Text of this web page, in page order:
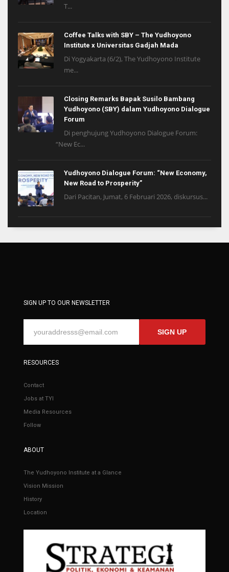
T...
Coffee Talks with SBY – The Yudhoyono
Institute x Universitas Gadjah Mada
Di Yogyakarta (6/2), The Yudhoyono Institute
me...
Closing Remarks Bapak Susilo Bambang
Yudhoyono (SBY) dalam Yudhoyono Dialogue
Forum
Di penghujung Yudhoyono Dialogue Forum:
“New Ec...
Yudhoyono Dialogue Forum: “New Economy,
New Road to Prosperity”
Dari Pacitan, Jumat, 6 Februari 2026, diskursus...
SIGN UP TO OUR NEWSLETTER
SIGN UP
RESOURCES
Contact
Jobs at TYI
Media Resources
Follow
ABOUT
The Yudhoyono Institute at a Glance
Vision Mission
History
Location